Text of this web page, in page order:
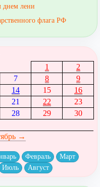
днем лени
флага РФ
1
2
7 8
9
14 15
16
21 22
23
28 29
30
→
Февраль
Март
Июль Август